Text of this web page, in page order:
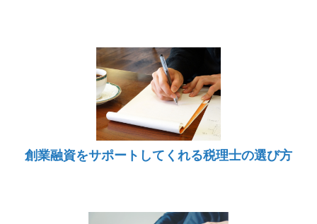
創業融資をサポートしてくれる税理士の選び方